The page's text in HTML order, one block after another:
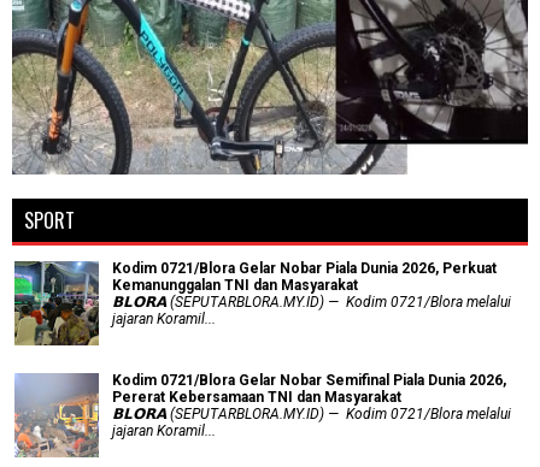
SPORT
Kodim 0721/Blora Gelar Nobar Piala Dunia 2026, Perkuat
Kemanunggalan TNI dan Masyarakat
𝗕𝗟𝗢𝗥𝗔 (SEPUTARBLORA.MY.ID) — Kodim 0721/Blora melalui
jajaran Koramil...
Kodim 0721/Blora Gelar Nobar Semifinal Piala Dunia 2026,
Pererat Kebersamaan TNI dan Masyarakat
𝗕𝗟𝗢𝗥𝗔 (SEPUTARBLORA.MY.ID) — Kodim 0721/Blora melalui
jajaran Koramil...